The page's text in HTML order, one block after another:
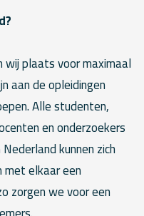
plaats voor maximaal
aan de opleidingen
Alle studenten,
en onderzoekers
kunnen zich
met elkaar een
zorgen we voor een